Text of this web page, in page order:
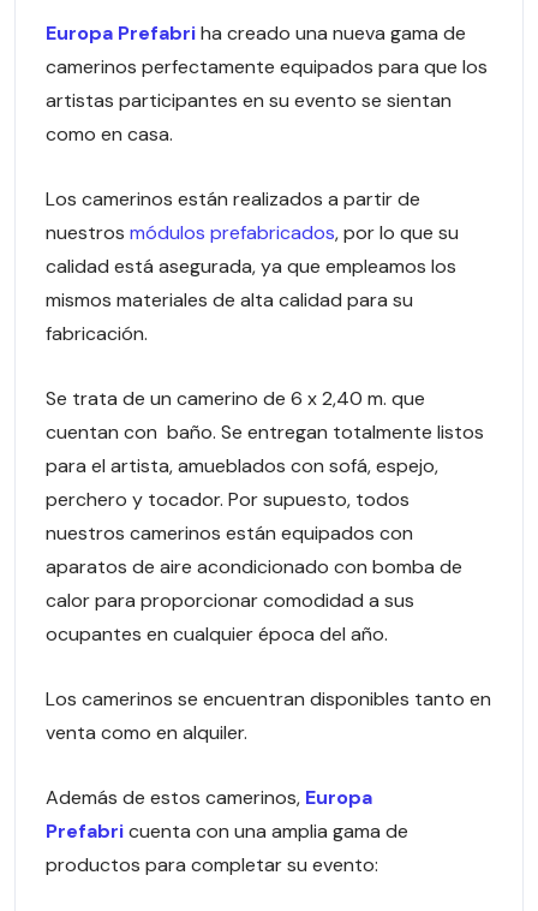
Europa Prefabriha creado una nueva gama de
camerinos perfectamente equipados para que los
artistas participantes en su evento se sientan
como en casa.
Los camerinos están realizados a partir de
nuestros módulos prefabricados, por lo que su
calidad está asegurada, ya que empleamos los
mismos materiales de alta calidad para su
fabricación.
Se trata de un camerino de 6 x 2,40 m. que
cuentan con baño. Se entregan totalmente listos
para el artista, amueblados con sofá, espejo,
perchero y tocador. Por supuesto, todos
nuestros camerinos están equipados con
aparatos de aire acondicionado con bomba de
calor para proporcionar comodidad a sus
ocupantes en cualquier época del año.
Los camerinos se encuentran disponibles tanto en
venta como en alquiler.
Además de estos camerinos, Europa
Prefabricuenta con una amplia gama de
productos para completar su evento: